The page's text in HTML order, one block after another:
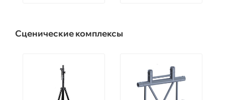
Сценические комплексы